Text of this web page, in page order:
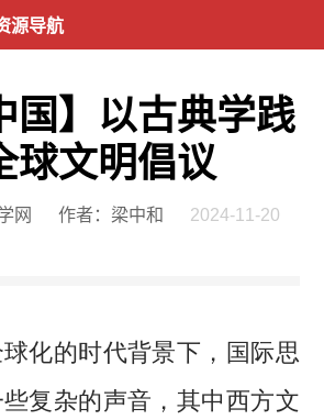
源导航
国】以古典学践
球文明倡议
网 作者：梁中和
2024-11-20
的时代背景下，国际思
复杂的声音，其中西方文